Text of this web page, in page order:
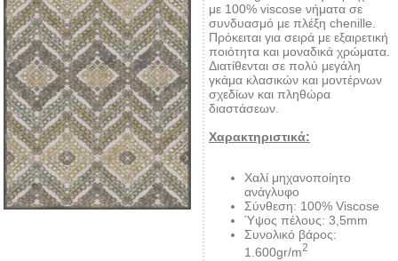
με 100% viscose νήματα σε
συνδυασμό με πλέξη chenille.
Πρόκειται για σειρά με εξαιρετική
ποιότητα και μοναδικά χρώματα.
Διατίθενται σε πολύ μεγάλη
γκάμα κλασικών και μοντέρνων
σχεδίων και πληθώρα
διαστάσεων.
Χαρακτηριστικά:
Χαλί μηχανοποίητο
ανάγλυφο
Σύνθεση: 100% Viscose
Ύψος πέλους: 3,5mm
Συνολικό βάρος:
1.600gr/m2